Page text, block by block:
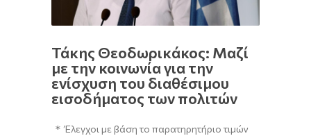
Τάκης Θεοδωρικάκος: Μαζί
με την κοινωνία για την
ενίσχυση του διαθέσιμου
εισοδήματος των πολιτών
* Έλεγχοι με βάση το παρατηρητήριο τιμών